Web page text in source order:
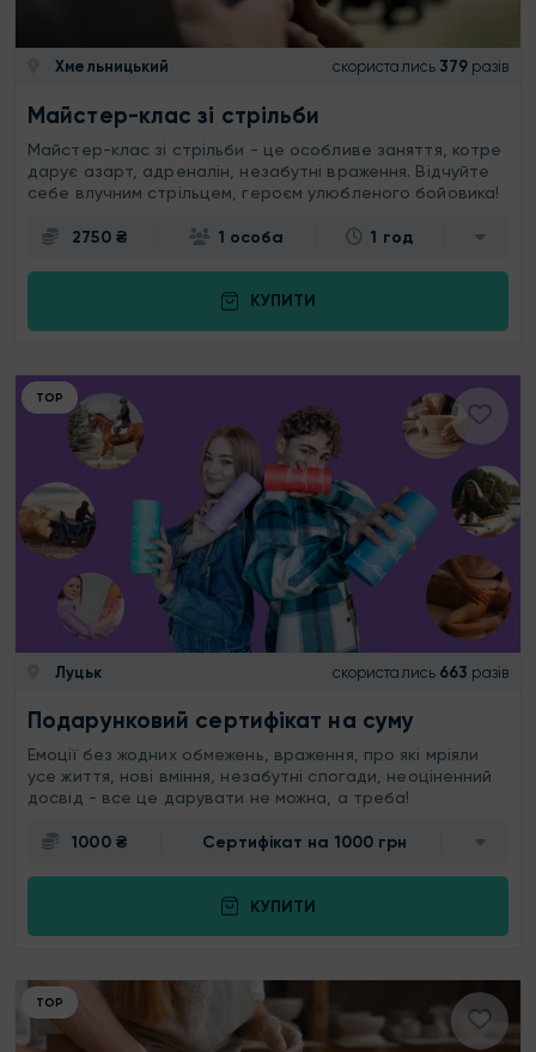
Хмельницький скористались 379 разів
Майстер-клас зі стрільби
Майстер-клас зі стрільби - це особливе заняття, котре
дарує азарт, адреналін, незабутні враження. Відчуйте
себе влучним стрільцем, героєм улюбленого бойовика!
2750 ₴ 1 особа 1 год
КУПИТИ
ТОР
Луцьк скористались 663 разів
Подарунковий сертифікат на суму
Емоції без жодних обмежень, враження, про які мріяли
усе життя, нові вміння, незабутні спогади, неоціненний
досвід - все це дарувати не можна, а треба!
1000 ₴ Сертифікат на 1000 грн
КУПИТИ
ТОР